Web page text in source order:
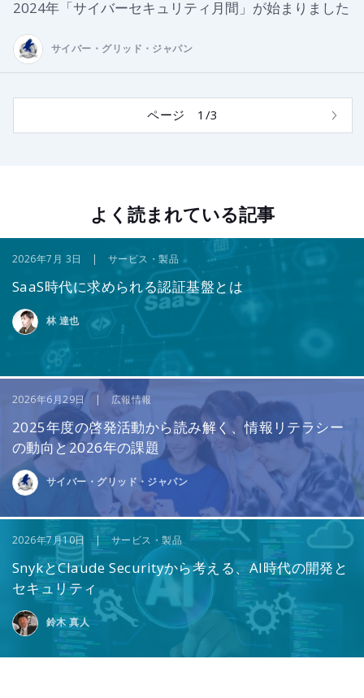
2024年「サイバーセキュリティ月間」が始まりました
サイバー・グリッド・ジャパン
ページ 1/3
よく読まれている記事
2026年7月 3日 | サービス・製品
SaaS時代に求められる認証基盤とは
林 達也
2026年6月29日 | 広報情報
2025年度の啓発活動から読み解く、情報リテラシー
の動向と2026年の課題
サイバー・グリッド・ジャパン
2026年7月10日 | サービス・製品
SnykとClaude Securityから考える、AI時代の開発と
セキュリティ
鈴木 真人